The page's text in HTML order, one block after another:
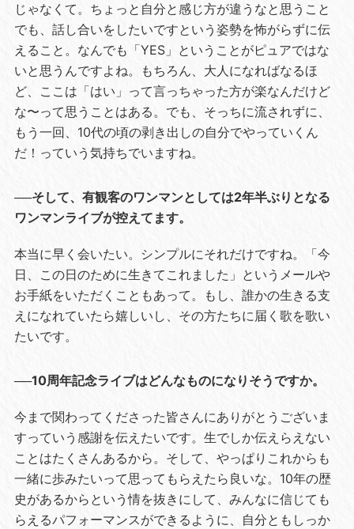
じゃなくて。ちょっと自分と感じ方が違うなと思うこと
でも、話し合いをしたいですという姿勢を怖がらずに伝
えること。なんでも「YES」ということがピュアではな
いと思うんですよね。もちろん、大人になればなるほ
ど、ここは「はい」って言っちゃった方が楽なんだけど
な〜って思うことはある。でも、そっちに流されずに、
もう一回、10代の頃の剥き出しの自分でやっていくん
だ！っていう気持ちでいますね。
──そして、有観客のワンマンとしては2年半ぶりとなる
ワンマンライブが控えてます。
本当に早く会いたい。シンプルにそれだけですね。「今
日、この日のために生きてこれました」というメールや
お手紙をいただくこともあって。もし、誰かの生きる支
えになれていたら嬉しいし、その方たちに届く歌を歌い
たいです。
──10周年記念ライブはどんなものになりそうですか。
今まで関わってくださった皆さんにありがとうございま
すっていう感謝を伝えたいです。生でしか伝えらえない
ことはたくさんあるから。そして、やっぱりこれからも
一緒に歩みたいって思ってもらえたら良いな。10年の歴
史があるからという情を抜きにして、みんなに信じても
らえるパフォーマンスができるように、自分ともしっか